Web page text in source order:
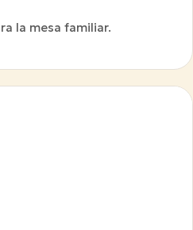
la mesa familiar.